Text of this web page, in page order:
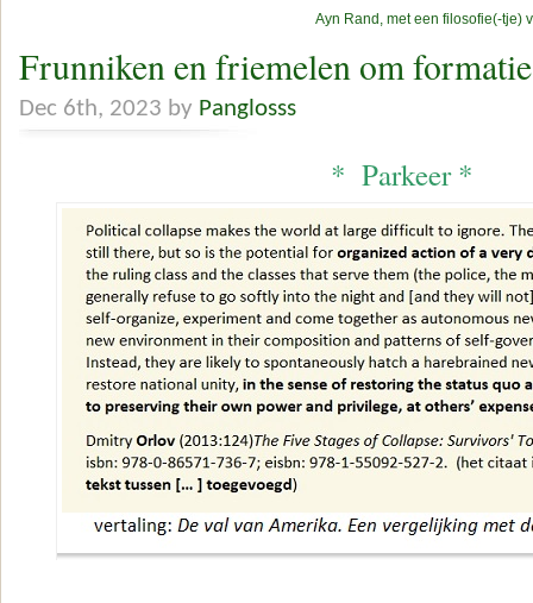
Ayn Rand, met een filosofie(-tje)
Frunniken en friemelen om
Dec 6th, 2023 by Panglosss
* Parkeer *